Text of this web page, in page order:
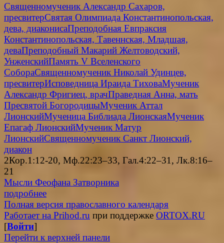
Священномученик Александр Сахаров,
пресвитерСвятая Олимпиада Константинопольская,
дева, диаконисаПреподобная Евпраксия
Константинопольская, Тавеннская, Младшая,
деваПреподобный Макарий Желтоводский,
УнженскийПамять V Вселенского
СобораСвященномученик Николай Удинцев,
пресвитерИсповедница Ираида ТиховаМученик
Александр Фригиец, врачПраведная Анна, мать
Пресвятой БогородицыМученик Аттал
ЛионскийМученица Библиада ЛионскаяМученик
Епагаф ЛионскийМученик Матур
ЛионскийСвященномученик Санкт Лионский,
диакон
2Кор.1:12-20, Мф.22:23–33, Гал.4:22–31, Лк.8:16–
21
Мысли Феофана Затворника
подробнее
Полная версия православного календаря
Работает на Prihod.ru при поддержке ORTOX.RU
[Войти]
Перейти к верхней панели